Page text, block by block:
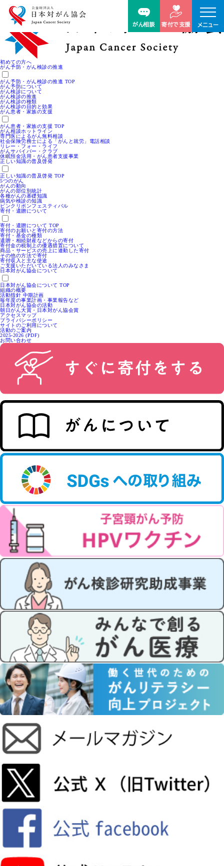
がん相談 寄付で支援 メニュー
初めての方へ
がん予防・がん検診の推進
がん予防・がん検診の推進 TOP
がん予防について
がん検診について
がん検診の推進
がん検診の種類
がん検診の目的と効果
がん患者・家族の支援
がん患者・家族の支援 TOP
がん相談ホットライン
専門医によるがん無料相談
社会保険労務士による「がんと就労」電話相談
リレー・フォー・ライフ
がんサバイバー・クラブ
休眠預金活用・がん患者支援事業
正しい知識の普及啓発
正しい知識の普及啓発 TOP
5つのがん
がんの動向
がんの部位別統計
各種がんの基礎知識
病気や検診の知識
ピンクリボンフェスティバル
寄付・遺贈について
寄付・遺贈について TOP
寄付のお願いと寄付の方法
寄付・基金の種類
遺贈・相続財産などからの寄付
寄付金の税制上の優遇措置について
商品・サービスの売上に連動した寄付
その他の方法で寄付
寄付収入と主な使途
ご支援いただいている法人のみなさま
日本対がん協会について
日本対がん協会について TOP
組織の概要
活動指針 中期計画
毎年度の事業計画・事業報告など
日本対がん協会の活動
朝日がん大賞・日本対がん協会賞
アクセスマップ
プライバシーポリシー
サイトのご利用について
活動のご案内
2025-2026 (PDF)
お問い合わせ